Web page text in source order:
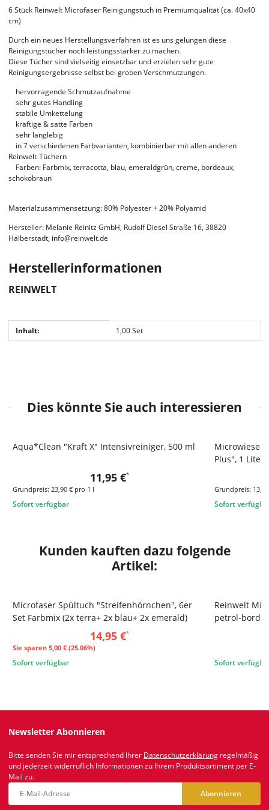
6 Stück Reinwelt Microfaser Reinigungstuch in Premiumqualität (ca. 40x40
cm)
Durch ein neues Herstellungsverfahren ist es uns gelungen diese
Reinigungstücher noch leistungsstärker zu machen.
Diese Tücher sind vielseitig einsetzbar und erzielen sehr gute
Reinigungsergebnisse selbst bei groben Verschmutzungen.
hervorragende Schmutzaufnahme
sehr gutes Handling
stabile Umkettelung
kräftige & satte Farben
sehr langlebig
in 7 verschiedenen Farbvarianten, kombinierbar mit allen anderen
Reinwelt-Tüchern
Farben: Farbmix, terracotta, blau, emeraldgrün, creme, bordeaux,
schokobraun
Materialzusammensetzung: 80% Polyester + 20% Polyamid
Hersteller: Melanie Reinitz GmbH, Rudolf Diesel Straße 16, 38820
Halberstadt, info@reinwelt.de
Herstellerinformationen
REINWELT
Produkteigenschaft
Wert
Inhalt: 1,00 Set
Dies könnte Sie auch interessieren
Aqua*Clean "Kraft X" Intensivreiniger, 500 ml
11,95 €*
Grundpreis: 23,90 € pro 1 l
Sofort verfügbar
Microwiesel
Plus", 1 Liter
Grundpreis:
Sofort
Kunden kauften dazu folgende
Artikel:
SALE 25%
Microfaser Spültuch "Streifenhörnchen", 6er
Set Farbmix (2x terra+ 2x blau+ 2x emerald)
14,95 €*
Sie sparen 5,00 € (25.06%)
Sofort verfügbar
TOP
Reinwelt
petrol-
Sofort
Newsletter Abonnieren
Bitte senden Sie mir entsprechend Ihrer Datenschutzerklärung regelmäßig
und jederzeit widerruflich Informationen zu Ihrem Produktsortiment per E-
Mail zu.
Abonnieren